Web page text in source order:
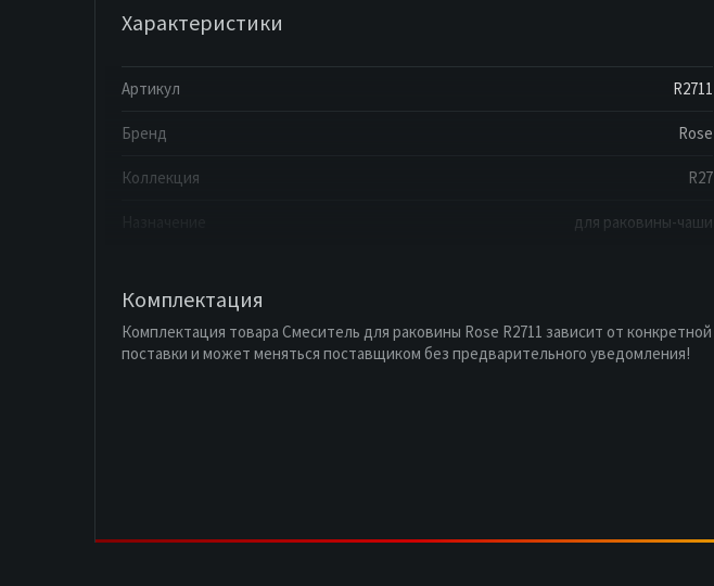
Характеристики
Артикул R2711
Бренд Rose
Коллекция R27
для раковины-чаши
Комплектация
Комплектация товара Смеситель для раковины Rose R2711 зависит от конкретной
поставки и может меняться поставщиком без предварительного уведомления!